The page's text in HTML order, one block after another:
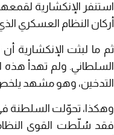
استنفر الإنكشارية
أركان النظام العسكري
ثم ما لبثت الإنكشارية
السلطاني. ولم تهدأ هذه
التدخين، وهو مشهد يلخص
وهكذا، تحوّلت السلطنة في
فقد سُلّطت القوى